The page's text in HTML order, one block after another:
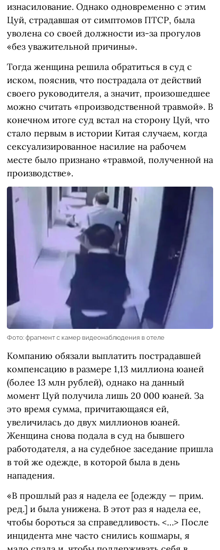
изнасилование. Однако одновременно с этим
Цуй, страдавшая от симптомов ПТСР, была
уволена со своей должности из-за прогулов
«без уважительной причины».
Тогда женщина решила обратиться в суд с
иском, пояснив, что пострадала от действий
своего руководителя, а значит, произошедшее
можно считать «производственной травмой». В
конечном итоге суд встал на сторону Цуй, что
стало первым в истории Китая случаем, когда
сексуализированное насилие на рабочем
месте было признано «травмой, полученной на
производстве».
Фото: фрагмент с камер видеонаблюдения в отеле
Компанию обязали выплатить пострадавшей
компенсацию в размере 1,13 миллиона юаней
(более 13 млн рублей), однако на данный
момент Цуй получила лишь 20 000 юаней. За
это время сумма, причитающаяся ей,
увеличилась до двух миллионов юаней.
Женщина снова подала в суд на бывшего
работодателя, а на судебное заседание пришла
в той же одежде, в которой была в день
нападения.
«В прошлый раз я надела ее [одежду — прим.
ред.] и была унижена. В этот раз я надела ее,
чтобы бороться за справедливость. <…> После
инцидента мне часто снились кошмары, я